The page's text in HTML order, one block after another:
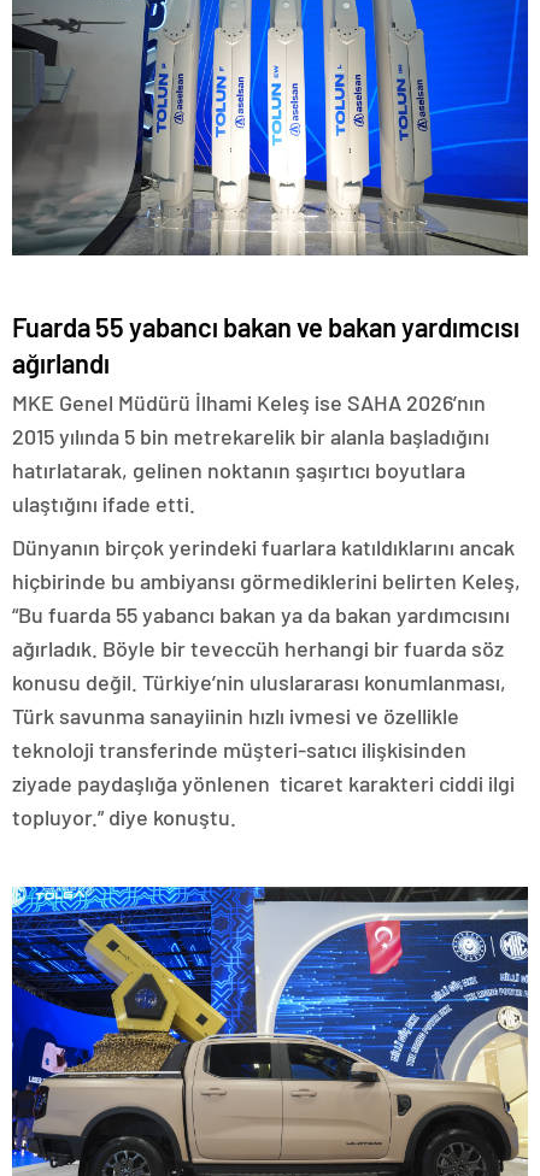
​​​​​​​Fuarda 55 yabancı bakan ve bakan yardımcısı
ağırlandı
MKE Genel Müdürü İlhami Keleş ise SAHA 2026’nın
2015 yılında 5 bin metrekarelik bir alanla başladığını
hatırlatarak, gelinen noktanın şaşırtıcı boyutlara
ulaştığını ifade etti.
Dünyanın birçok yerindeki fuarlara katıldıklarını ancak
hiçbirinde bu ambiyansı görmediklerini belirten Keleş,
“Bu fuarda 55 yabancı bakan ya da bakan yardımcısını
ağırladık. Böyle bir teveccüh herhangi bir fuarda söz
konusu değil. Türkiye’nin uluslararası konumlanması,
Türk savunma sanayiinin hızlı ivmesi ve özellikle
teknoloji transferinde müşteri-satıcı ilişkisinden
ziyade paydaşlığa yönlenen ticaret karakteri ciddi ilgi
topluyor.” diye konuştu.